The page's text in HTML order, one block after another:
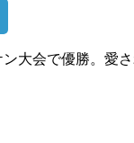
大会で優勝。愛さ